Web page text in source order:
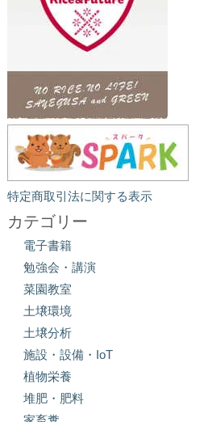
特定商取引法に関する表示
カテゴリー
電子書籍
勉強会・講演
菜園教室
土壌環境
土壌分析
施設・設備・IoT
植物栄養
堆肥・肥料